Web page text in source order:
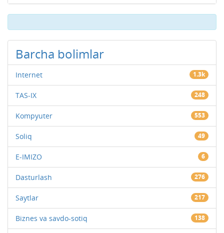
Barcha bolimlar
Internet 1.3k
TAS-IX 248
Kompyuter 553
Soliq 49
E-IMIZO 6
Dasturlash 276
Saytlar 217
Biznes va savdo-sotiq 138